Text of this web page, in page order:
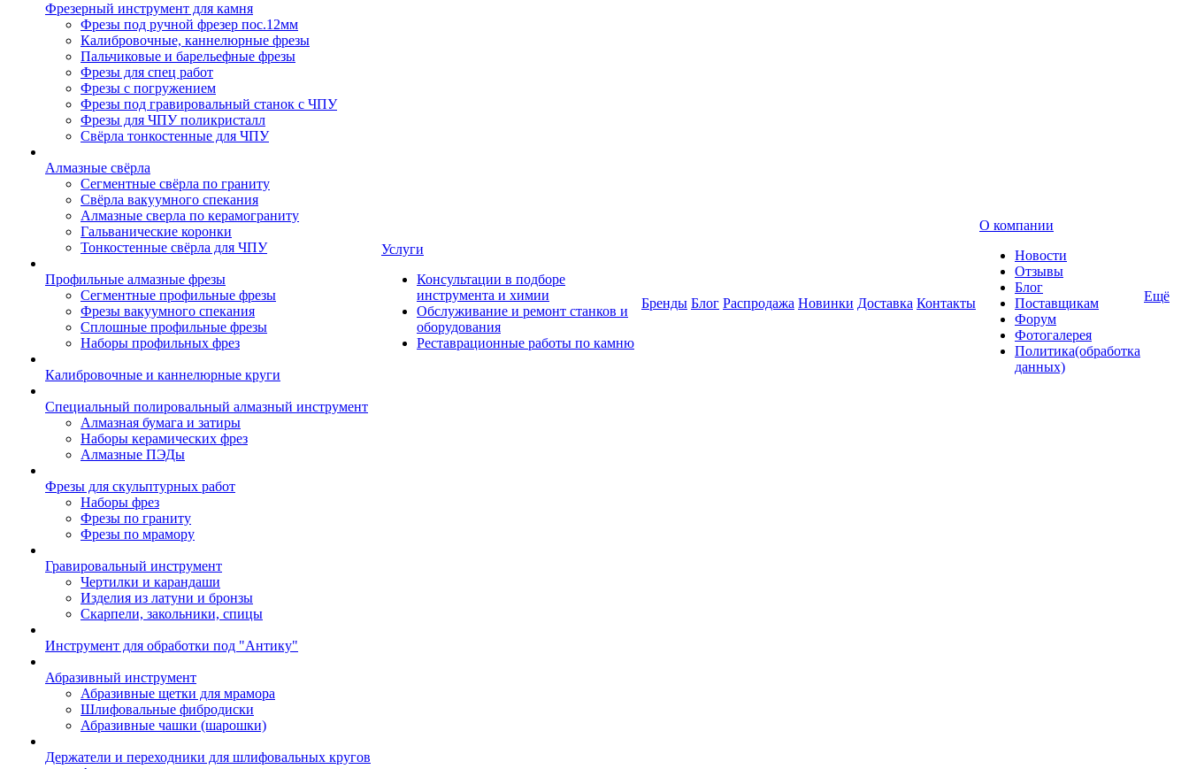
Фрезерный инструмент для камня
Фрезы под ручной фрезер пос.12мм
Калибровочные, каннелюрные фрезы
Пальчиковые и барельефные фрезы
Фрезы для спец работ
Фрезы с погружением
Фрезы под гравировальный станок с ЧПУ
Фрезы для ЧПУ поликристалл
Свёрла тонкостенные для ЧПУ
Алмазные свёрла
Сегментные свёрла по граниту
Свёрла вакуумного спекания
Алмазные сверла по керамограниту
Гальванические коронки
Тонкостенные свёрла для ЧПУ
Профильные алмазные фрезы
Сегментные профильные фрезы
Фрезы вакуумного спекания
Сплошные профильные фрезы
Наборы профильных фрез
Калибровочные и каннелюрные круги
Специальный полировальный алмазный инструмент
Алмазная бумага и затиры
Наборы керамических фрез
Алмазные ПЭДы
Фрезы для скульптурных работ
Наборы фрез
Фрезы по граниту
Фрезы по мрамору
Гравировальный инструмент
Чертилки и карандаши
Изделия из латуни и бронзы
Скарпели, закольники, спицы
Инструмент для обработки под "Антику"
Абразивный инструмент
Абразивные щетки для мрамора
Шлифовальные фибродиски
Абразивные чашки (шарошки)
Держатели и переходники для шлифовальных кругов
Услуги
Консультации в подборе
инструмента и химии
Обслуживание и ремонт станков и
оборудования
Реставрационные работы по камню
Бренды Блог Распродажа Новинки Доставка Контакты
О компании
Новости
Отзывы
Блог
Поставщикам
Форум
Фотогалерея
Политика(обработка
данных)
Ещё